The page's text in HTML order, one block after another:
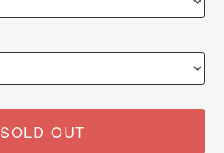
SOLD OUT